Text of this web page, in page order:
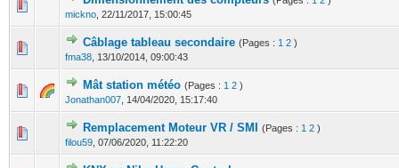
mickno 22/11/2017, 15:00:45
0 Votes - 0 sur 5 en moyenne
12345
Câblage tableau secondaire (Pages : 1 2 )
fma38 13/10/2014, 09:00:43
0 Votes - 0 sur 5 en moyenne
12345
Mât station météo (Pages : 1 2 )
Jonathan007 14/04/2020, 15:17:40
0 Votes - 0 sur 5 en moyenne
12345
Remplacement Moteur VR / SMI (Pages : 1 2 )
filou59 07/06/2020, 11:22:20
0 Votes - 0 sur 5 en moyenne
123 5